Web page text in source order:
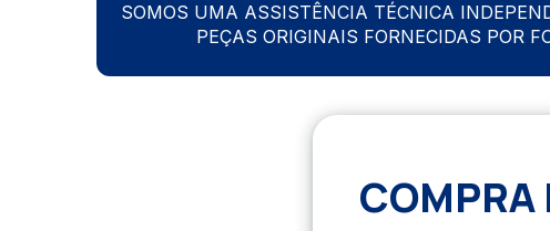
SOMOS UMA ASSISTÊNCIA TÉCNICA
PEÇAS ORIGINAIS FORNECIDAS POR
COMPRA